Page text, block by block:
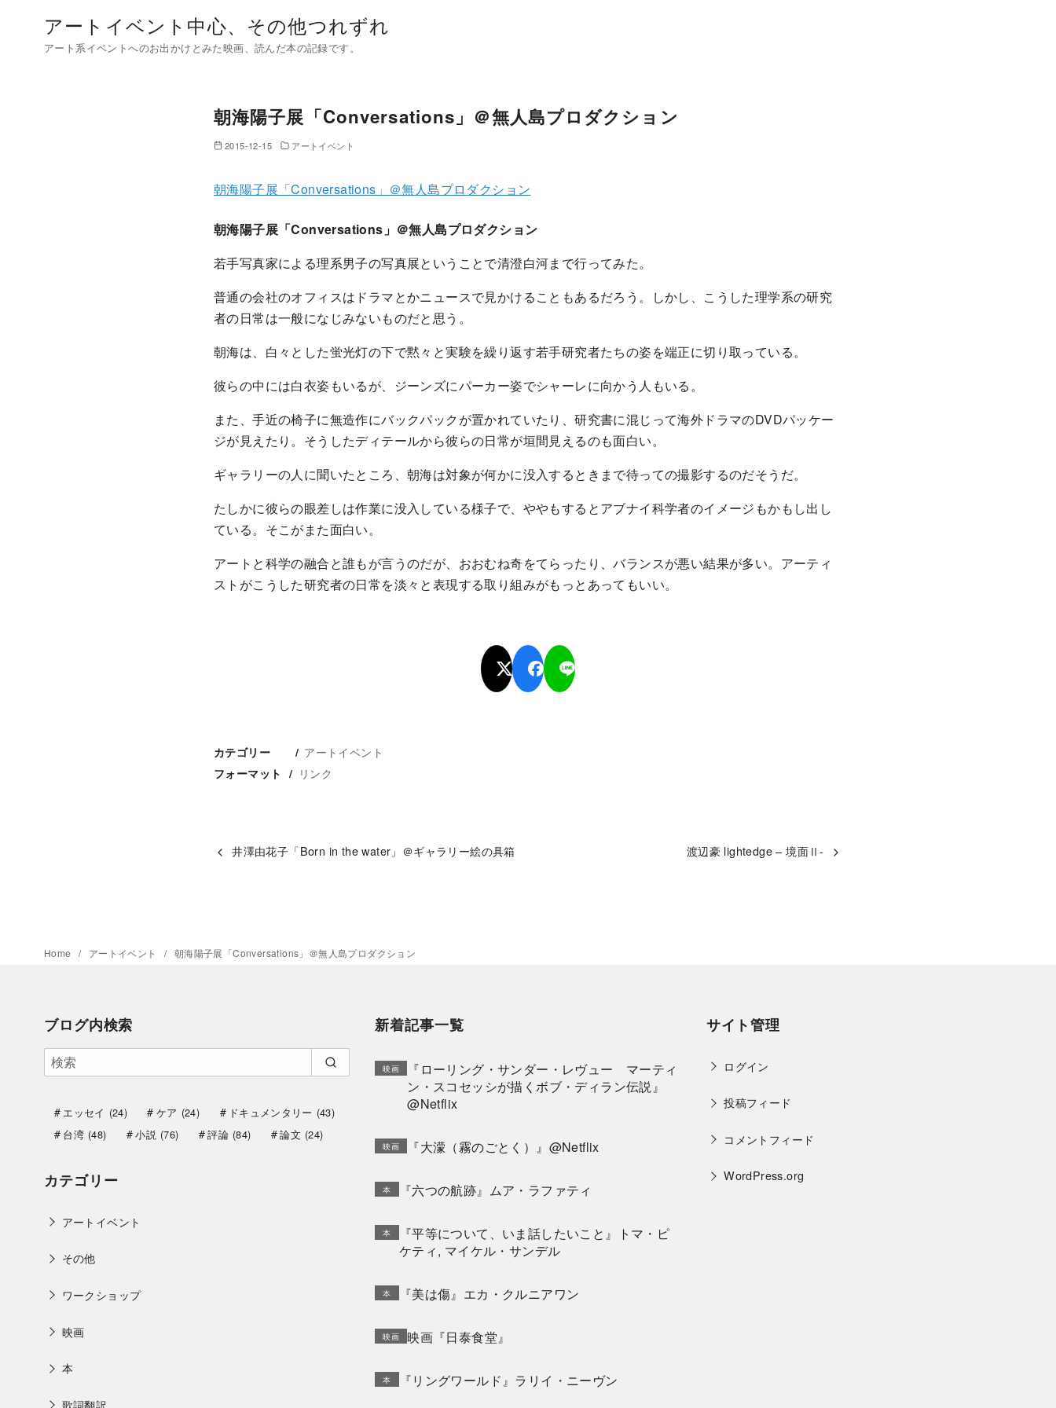
アートイベント中心、その他つれずれ
アート系イベントへのお出かけとみた映画、読んだ本の記録です。
朝海陽子展「Conversations」＠無人島プロダクション
2015-12-15 アートイベント
朝海陽子展「Conversations」＠無人島プロダクション
朝海陽子展「Conversations」＠無人島プロダクション
若手写真家による理系男子の写真展ということで清澄白河まで行ってみた。
普通の会社のオフィスはドラマとかニュースで見かけることもあるだろう。しかし、こうした理学系の研究
者の日常は一般になじみないものだと思う。
朝海は、白々とした蛍光灯の下で黙々と実験を繰り返す若手研究者たちの姿を端正に切り取っている。
彼らの中には白衣姿もいるが、ジーンズにパーカー姿でシャーレに向かう人もいる。
また、手近の椅子に無造作にバックパックが置かれていたり、研究書に混じって海外ドラマのDVDパッケー
ジが見えたり。そうしたディテールから彼らの日常が垣間見えるのも面白い。
ギャラリーの人に聞いたところ、朝海は対象が何かに没入するときまで待っての撮影するのだそうだ。
たしかに彼らの眼差しは作業に没入している様子で、ややもするとアブナイ科学者のイメージもかもし出し
ている。そこがまた面白い。
アートと科学の融合と誰もが言うのだが、おおむね奇をてらったり、バランスが悪い結果が多い。アーティ
ストがこうした研究者の日常を淡々と表現する取り組みがもっとあってもいい。
カテゴリー アートイベント
フォーマット リンク
井澤由花子「Born in the water」＠ギャラリー絵の具箱 渡辺豪 lightedge – 境面Ⅱ-
Home アートイベント 朝海陽子展「Conversations」＠無人島プロダクション
ブログ内検索
エッセイ (24) ケア (24) ドキュメンタリー (43)
台湾 (48) 小説 (76) 評論 (84) 論文 (24)
カテゴリー
アートイベント
その他
ワークショップ
映画
本
歌詞翻訳
新着記事一覧
映画
『ローリング・サンダー・レヴュー マーティ
ン・スコセッシが描くボブ・ディラン伝説』
@Netflix
映画 『大濛（霧のごとく）』@Netflix
本 『六つの航跡』ムア・ラファティ
本
『平等について、いま話したいこと』トマ・ピ
ケティ, マイケル・サンデル
本 『美は傷』エカ・クルニアワン
映画 映画『日泰食堂』
本 『リングワールド』ラリイ・ニーヴン
サイト管理
ログイン
投稿フィード
コメントフィード
WordPress.org